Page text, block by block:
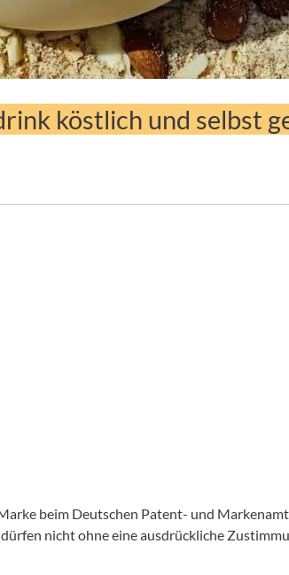
köstlich und selbst
beim Deutschen Patent- und
nicht ohne eine ausdrückliche